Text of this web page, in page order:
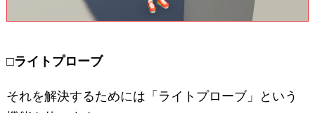
□ライトプローブ
それを解決するためには「ライトプローブ」という